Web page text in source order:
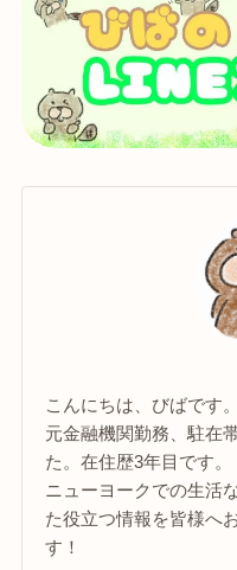
こんにちは、びばです。
元金融機関勤務、駐在
た。在住歴3年目です。
ニューヨークでの生活
た役立つ情報を皆様へ
す！